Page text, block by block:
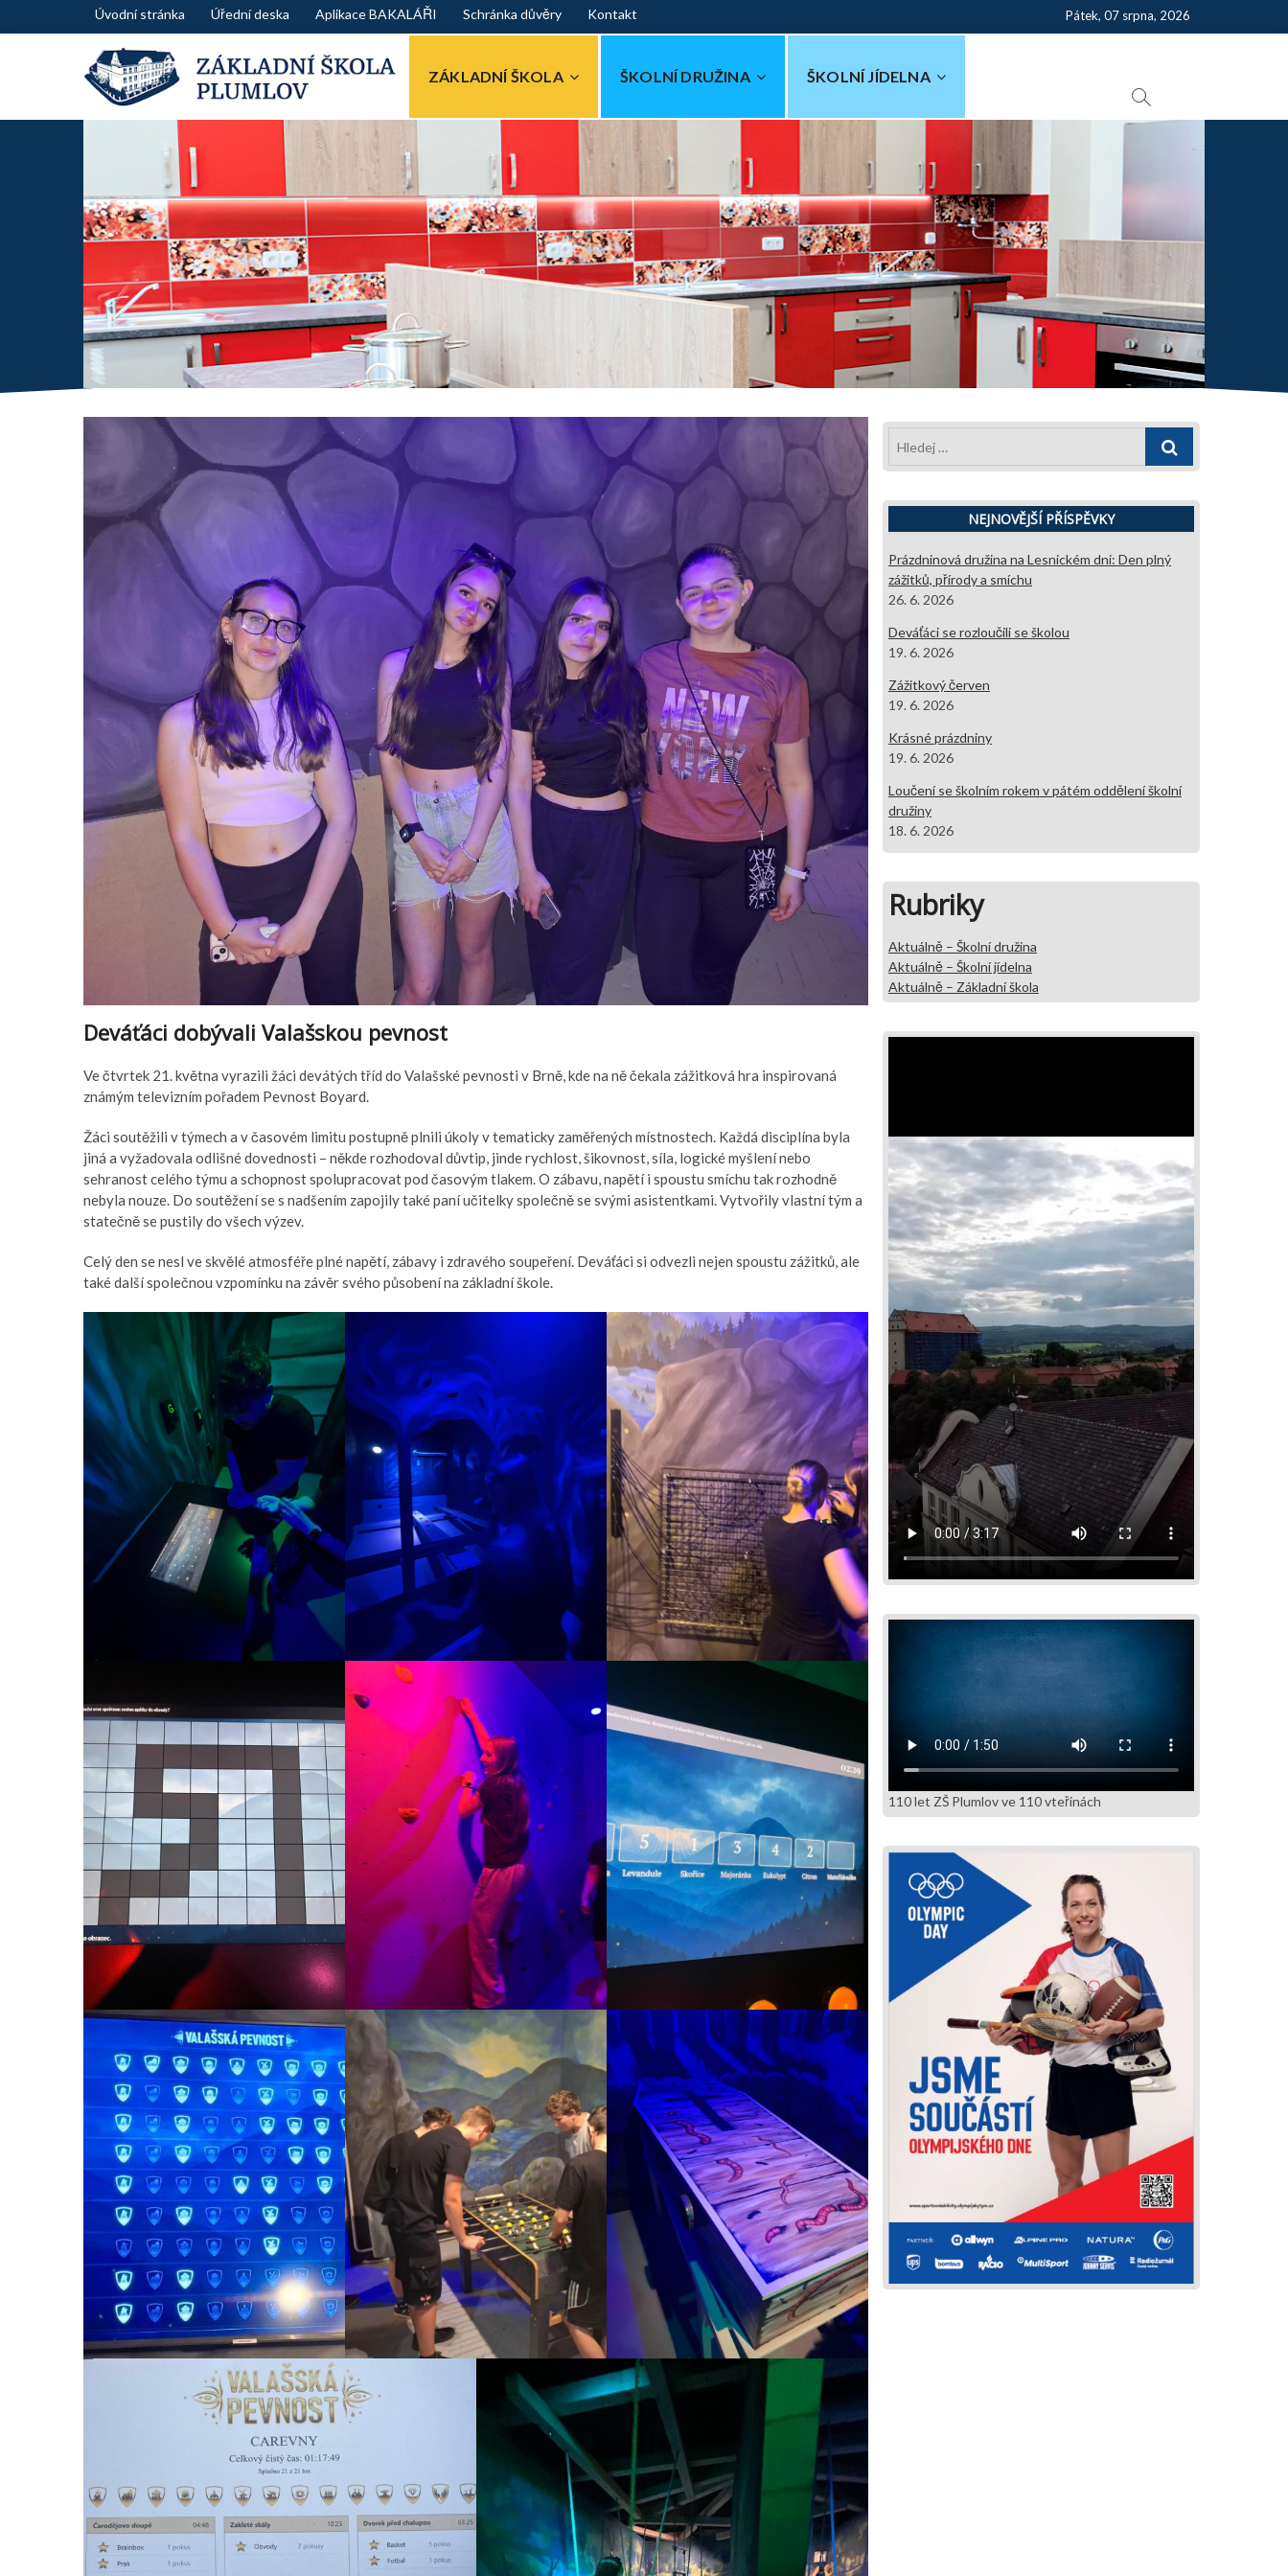
to
Úvodní stránka Úřední deska Aplikace BAKALÁŘI Schránka důvěry Kontakt Pátek, 07 srpna, 2026
ZÁKLADNÍ ŠKOLA ŠKOLNÍ DRUŽINA ŠKOLNÍ JÍDELNA
Deváťáci dobývali Valašskou pevnost
Ve čtvrtek 21. května vyrazili žáci devátých tříd do Valašské pevnosti v Brně, kde na ně čekala zážitková hra inspirovaná
známým televizním pořadem Pevnost Boyard.
Žáci soutěžili v týmech a v časovém limitu postupně plnili úkoly v tematicky zaměřených místnostech. Každá disciplína byla
jiná a vyžadovala odlišné dovednosti – někde rozhodoval důvtip, jinde rychlost, šikovnost, síla, logické myšlení nebo
sehranost celého týmu a schopnost spolupracovat pod časovým tlakem. O zábavu, napětí i spoustu smíchu tak rozhodně
nebyla nouze. Do soutěžení se s nadšením zapojily také paní učitelky společně se svými asistentkami. Vytvořily vlastní tým a
statečně se pustily do všech výzev.
Celý den se nesl ve skvělé atmosféře plné napětí, zábavy i zdravého soupeření. Deváťáci si odvezli nejen spoustu zážitků, ale
také další společnou vzpomínku na závěr svého působení na základní škole.
Hledej
NEJNOVĚJŠÍ PŘÍSPĚVKY
Prázdninová družina na Lesnickém dni: Den plný
zážitků, přírody a smíchu
26. 6. 2026
Deváťáci se rozloučili se školou
19. 6. 2026
Zážitkový červen
19. 6. 2026
Krásné prázdniny
19. 6. 2026
Loučení se školním rokem v pátém oddělení školní
družiny
18. 6. 2026
Rubriky
Aktuálně – Školní družina
Aktuálně – Školní jídelna
Aktuálně – Základní škola
110 let ZŠ Plumlov ve 110 vteřinách